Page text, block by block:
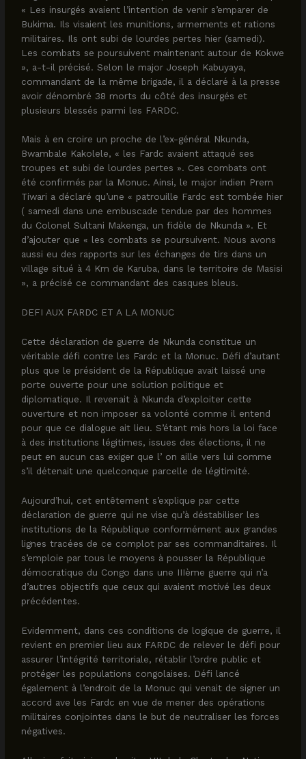
« Les insurgés avaient l’intention de venir s’emparer de
Bukima. Ils visaient les munitions, armements et rations
militaires. Ils ont subi de lourdes pertes hier (samedi).
Les combats se poursuivent maintenant autour de Kokwe
», a-t-il précisé. Selon le major Joseph Kabuyaya,
commandant de la même brigade, il a déclaré à la presse
avoir dénombré 38 morts du côté des insurgés et
plusieurs blessés parmi les FARDC.
Mais à en croire un proche de l’ex-général Nkunda,
Bwambale Kakolele, « les Fardc avaient attaqué ses
troupes et subi de lourdes pertes ». Ces combats ont
été confirmés par la Monuc. Ainsi, le major indien Prem
Tiwari a déclaré qu’une « patrouille Fardc est tombée hier
( samedi dans une embuscade tendue par des hommes
du Colonel Sultani Makenga, un fidèle de Nkunda ». Et
d’ajouter que « les combats se poursuivent. Nous avons
aussi eu des rapports sur les échanges de tirs dans un
village situé à 4 Km de Karuba, dans le territoire de Masisi
», a précisé ce commandant des casques bleus.
DEFI AUX FARDC ET A LA MONUC
Cette déclaration de guerre de Nkunda constitue un
véritable défi contre les Fardc et la Monuc. Défi d’autant
plus que le président de la République avait laissé une
porte ouverte pour une solution politique et
diplomatique. Il revenait à Nkunda d’exploiter cette
ouverture et non imposer sa volonté comme il entend
pour que ce dialogue ait lieu. S’étant mis hors la loi face
à des institutions légitimes, issues des élections, il ne
peut en aucun cas exiger que l’ on aille vers lui comme
s’il détenait une quelconque parcelle de légitimité.
Aujourd’hui, cet entêtement s’explique par cette
déclaration de guerre qui ne vise qu’à déstabiliser les
institutions de la République conformément aux grandes
lignes tracées de ce complot par ses commanditaires. Il
s’emploie par tous le moyens à pousser la République
démocratique du Congo dans une IIIème guerre qui n’a
d’autres objectifs que ceux qui avaient motivé les deux
précédentes.
Evidemment, dans ces conditions de logique de guerre, il
revient en premier lieu aux FARDC de relever le défi pour
assurer l’intégrité territoriale, rétablir l’ordre public et
protéger les populations congolaises. Défi lancé
également à l’endroit de la Monuc qui venait de signer un
accord ave les Fardc en vue de mener des opérations
militaires conjointes dans le but de neutraliser les forces
négatives.